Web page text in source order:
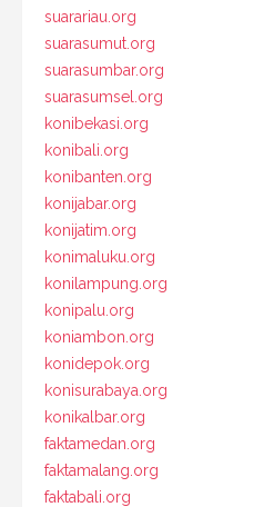
suarariau.org
suarasumut.org
suarasumbar.org
suarasumsel.org
konibekasi.org
konibali.org
konibanten.org
konijabar.org
konijatim.org
konimaluku.org
konilampung.org
konipalu.org
koniambon.org
konidepok.org
konisurabaya.org
konikalbar.org
faktamedan.org
faktamalang.org
faktabali.org